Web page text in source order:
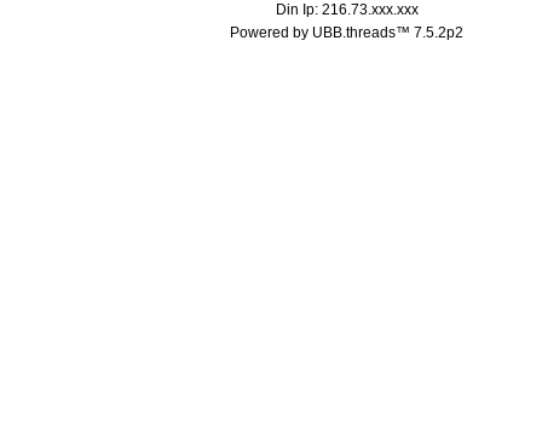
Din Ip: 216.73.xxx.xxx
Powered by UBB.threads™ 7.5.2p2